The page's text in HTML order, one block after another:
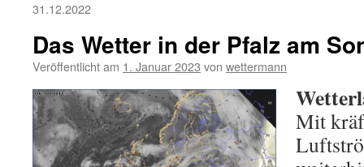
31.12.2022
Das Wetter in der Pfalz am
Veröffentlicht am 1. Januar 2023 von wettermann
Mit